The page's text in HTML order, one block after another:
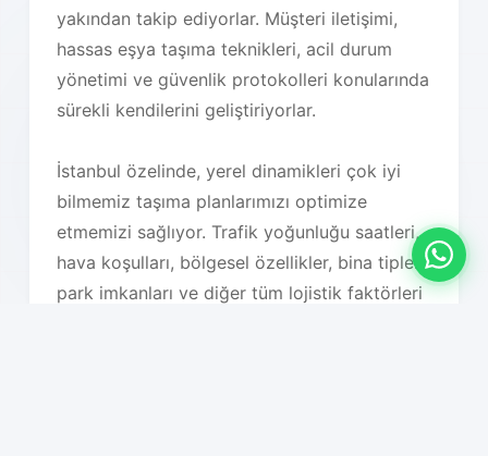
yakından takip ediyorlar. Müşteri iletişimi,
hassas eşya taşıma teknikleri, acil durum
yönetimi ve güvenlik protokolleri konularında
sürekli kendilerini geliştiriyorlar.
İstanbul özelinde, yerel dinamikleri çok iyi
bilmemiz taşıma planlarımızı optimize
etmemizi sağlıyor. Trafik yoğunluğu saatleri,
hava koşulları, bölgesel özellikler, bina tipleri,
park imkanları ve diğer tüm lojistik faktörleri